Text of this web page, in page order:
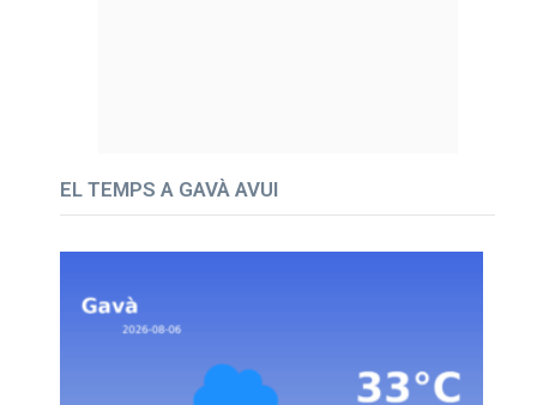
EL TEMPS A GAVÀ AVUI